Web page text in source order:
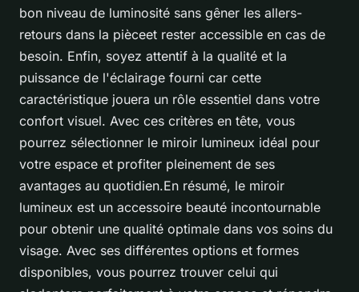
bon niveau de luminosité sans gêner les allers-
retours dans la pièceet rester accessible en cas de
besoin. Enfin, soyez attentif à la qualité et la
puissance de l'éclairage fourni car cette
caractéristique jouera un rôle essentiel dans votre
confort visuel. Avec ces critères en tête, vous
pourrez sélectionner le miroir lumineux idéal pour
votre espace et profiter pleinement de ses
avantages au quotidien.En résumé, le miroir
lumineux est un accessoire beauté incontournable
pour obtenir une qualité optimale dans vos soins du
visage. Avec ses différentes options et formes
disponibles, vous pourrez trouver celui qui